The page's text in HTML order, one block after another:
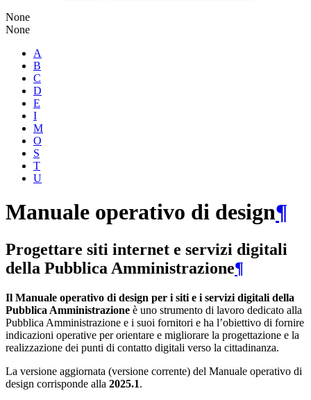
None
None
A
B
C
D
E
I
M
O
S
T
U
Manuale operativo di design¶
Progettare siti internet e servizi digitali
della Pubblica Amministrazione¶
Il Manuale operativo di design per i siti e i servizi digitali della
Pubblica Amministrazione è uno strumento di lavoro dedicato alla
Pubblica Amministrazione e i suoi fornitori e ha l’obiettivo di fornire
indicazioni operative per orientare e migliorare la progettazione e la
realizzazione dei punti di contatto digitali verso la cittadinanza.
La versione aggiornata (versione corrente) del Manuale operativo di
design corrisponde alla 2025.1.